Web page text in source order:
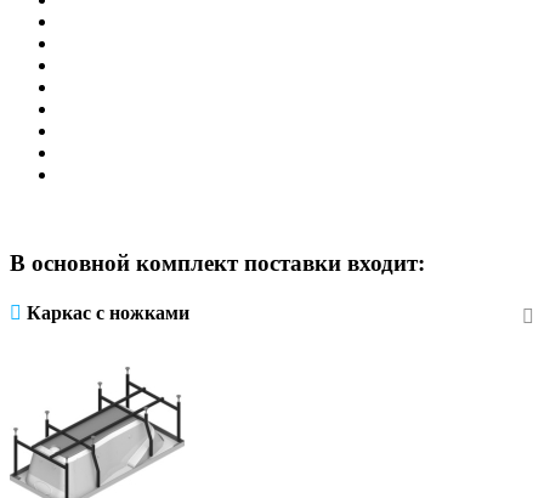
В основной комплект поставки входит:
Каркас с ножками